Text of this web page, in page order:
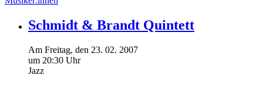
Schmidt & Brandt Quintett
Am Freitag, den 23. 02. 2007
um 20:30 Uhr
Jazz